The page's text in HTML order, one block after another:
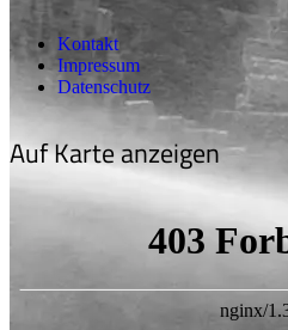
Kontakt
Impressum
Datenschutz
Auf Karte anzeigen